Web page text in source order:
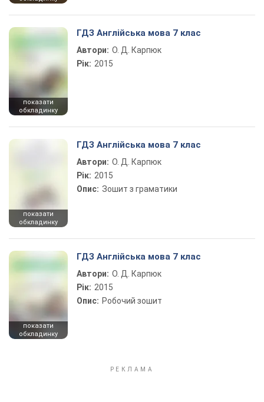
показати
обкладинку
ГДЗ Англійська мова 7 клас
Автори: О. Д. Карпюк
Рік: 2015
показати
обкладинку
ГДЗ Англійська мова 7 клас
Автори: О. Д. Карпюк
Рік: 2015
Опис: Зошит з граматики
показати
обкладинку
ГДЗ Англійська мова 7 клас
Автори: О. Д. Карпюк
Рік: 2015
Опис: Робочий зошит